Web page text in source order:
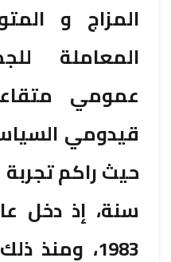
المزاج و
المعاملة
عمومي
قيدومي
سنة، إذ دخل
1983،